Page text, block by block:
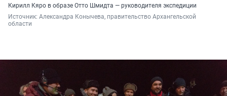
Кирилл Кяро в образе Отто Шмидта — руководителя экспедиции
Источник: Александра Конычева, правительство Архангельской
области